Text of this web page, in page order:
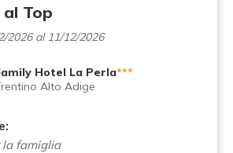
Top
2026 al 11/12/2026
Hotel La Perla***
Alto Adige
la famiglia